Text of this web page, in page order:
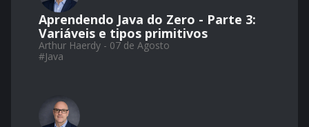
Aprendendo Java do Zero - Parte 3:
Variáveis e tipos primitivos
Arthur Haerdy - 07 de Agosto
#Java